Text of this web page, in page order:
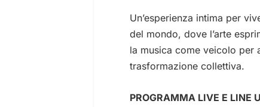
Un’esperienza intima per
del mondo, dove l’arte
la musica come veicolo per
trasformazione collettiva.
PROGRAMMA LIVE E LINE